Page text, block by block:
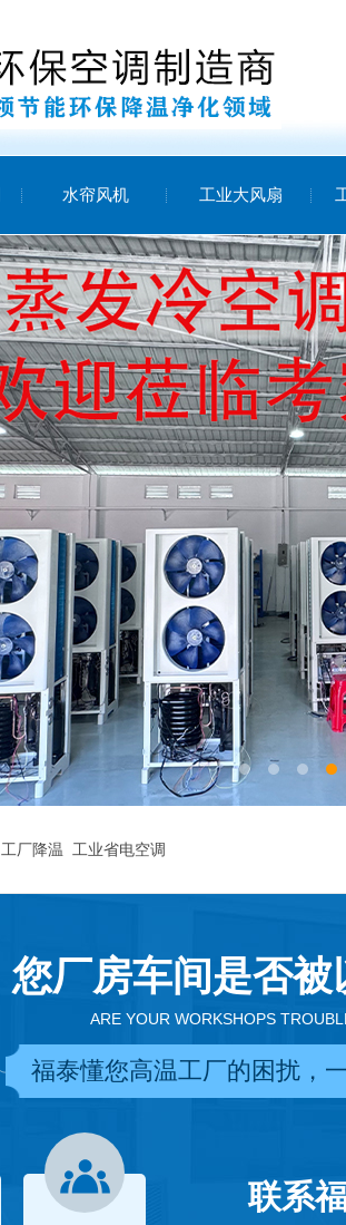
水帘风机 工业大风扇
工厂降温 工业省电空调
您厂房车间是否
ARE YOUR WORKSHOPS
福泰懂您高温工厂的困扰，
联系